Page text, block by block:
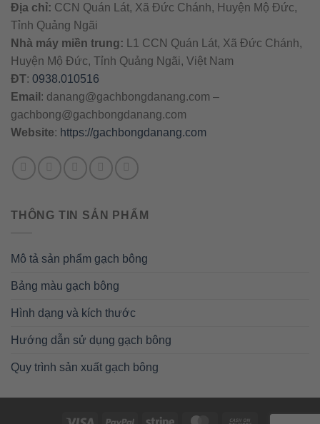
Địa chỉ: CCN Quán Lát, Xã Đức Chánh, Huyện Mộ Đức,
Tỉnh Quảng Ngãi
Nhà máy miền trung: L1 CCN Quán Lát, Xã Đức Chánh,
Huyện Mộ Đức, Tỉnh Quảng Ngãi, Việt Nam
ĐT: 0938.010516
Email : danang@gachbongdanang.com –
gachbong@gachbongdanang.com
Website: https://gachbongdanang.com
THÔNG TIN SẢN PHẨM
Mô tả sản phẩm gạch bông
Bảng màu gạch bông
Hình dạng và kích thước
Hướng dẫn sử dụng gạch bông
Quy trình sản xuất gạch bông